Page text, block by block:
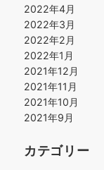
2022年4月
2022年3月
2022年2月
2022年1月
2021年12月
2021年11月
2021年10月
2021年9月
カテゴリー